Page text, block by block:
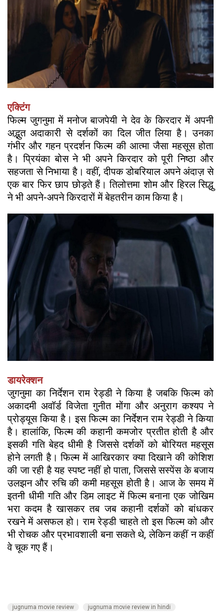
एक्टिंग
फिल्म जुगनुमा में मनोज बाजपेयी ने देव के किरदार में अपनी
अद्भुत अदाकारी से दर्शकों का दिल जीत लिया है। उनका
गंभीर और गहन प्रदर्शन फिल्म की आत्मा जैसा महसूस होता
है। प्रियंका बोस ने भी अपने किरदार को पूरी निष्ठा और
सहजता से निभाया है। वहीं, दीपक डोबरियाल अपने अंदाज़ से
एक बार फिर छाप छोड़ते हैं। तिलोत्तमा शोम और हिरल सिद्धु
ने भी अपने-अपने किरदारों में बेहतरीन काम किया है।
डायरेक्शन
जुगनुमा का निर्देशन राम रेड्डी ने किया है जबकि फिल्म को
अकादमी अवॉर्ड विजेता गुनीत मोंगा और अनुराग कश्यप ने
प्रोड्यूस किया है। इस फिल्म का निर्देशन राम रेड्डी ने किया
है। हालांकि, फिल्म की कहानी कमजोर प्रतीत होती है और
इसकी गति बेहद धीमी है जिससे दर्शकों को बोरियत महसूस
होने लगती है। फिल्म में आखिरकार क्या दिखाने की कोशिश
की जा रही है यह स्पष्ट नहीं हो पाता, जिससे सस्पेंस के बजाय
उलझन और रुचि की कमी महसूस होती है। आज के समय में
इतनी धीमी गति और डिम लाइट में फिल्म बनाना एक जोखिम
भरा कदम है खासकर तब जब कहानी दर्शकों को बांधकर
रखने में असफल हो। राम रेड्डी चाहते तो इस फिल्म को और
भी रोचक और प्रभावशाली बना सकते थे, लेकिन कहीं न कहीं
वे चूक गए हैं।
jugnuma movie review
jugnuma movie review in hindi